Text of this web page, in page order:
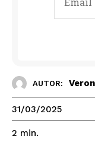
AUTOR:
31/03/2025
2 min.